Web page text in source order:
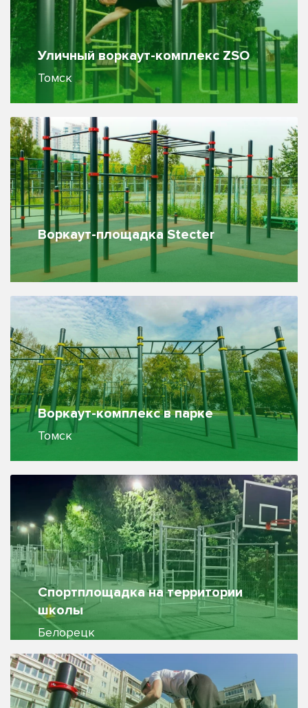
Уличный воркаут-комплекс ZSO
Томск
Воркаут-площадка Stecter
Воркаут-комплекс в парке
Томск
Спортплощадка на территории
школы
Белорецк